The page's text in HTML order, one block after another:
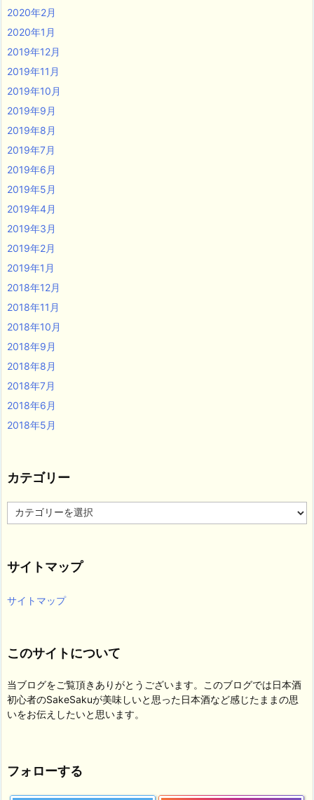
2020年2月
2020年1月
2019年12月
2019年11月
2019年10月
2019年9月
2019年8月
2019年7月
2019年6月
2019年5月
2019年4月
2019年3月
2019年2月
2019年1月
2018年12月
2018年11月
2018年10月
2018年9月
2018年8月
2018年7月
2018年6月
2018年5月
カテゴリー
カ
テ
ー
サイトマップ
サイトマップ
このサイトについて
当ブログをご覧頂きありがとうございます。このブログでは日本酒
初心者のSakeSakuが美味しいと思った日本酒など感じたままの思
いをお伝えしたいと思います。
フォローする